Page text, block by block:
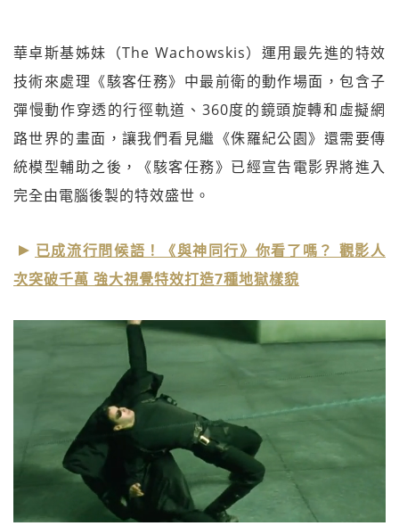
華卓斯基姊妹（The Wachowskis）運用最先進的特效
技術來處理《駭客任務》中最前衛的動作場面，包含子
彈慢動作穿透的行徑軌道、360度的鏡頭旋轉和虛擬網
路世界的畫面，讓我們看見繼《侏羅紀公園》還需要傳
統模型輔助之後，《駭客任務》已經宣告電影界將進入
完全由電腦後製的特效盛世。
已成流行問候語！《與神同行》你看了嗎？ 觀影人
次突破千萬 強大視覺特效打造7種地獄樣貌